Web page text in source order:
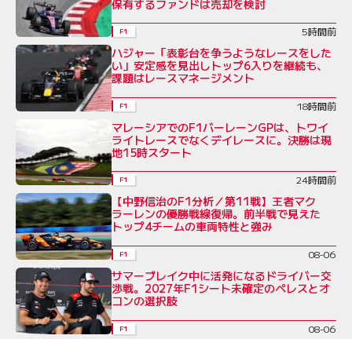
保有するファンドは売却を検討
F1 5時間前
ハジャー「表彰台を争うようなレースをした
い」安定感を見出しトップ6入りを継続も、
課題はレースマネージメント
F1 18時間前
マレーシアでのF1バーレーンGPは、トワイ
ライトレースでなくデイレースに。決勝は現
地15時スタート
F1 24時間前
【中野信治のF1分析／第11戦】王者マク
ラーレンの優勝戦線復帰。前半戦で見えた
トップ4チームの車両特性と強み
F1 08-06
サマーブレイク中に活発になるドライバー交
渉戦。2027年F1シート未確定のペレスとオ
コンの選択肢
F1 08-06